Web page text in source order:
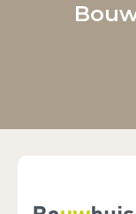
Nieuwbouw